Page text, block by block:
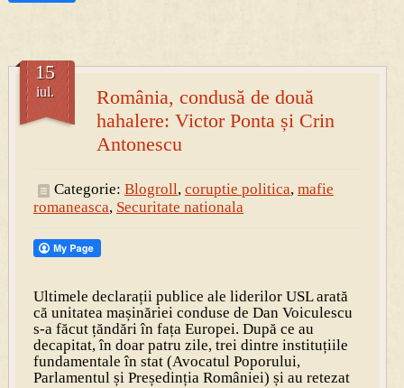
România, condusă de două
hahalere: Victor Ponta și Crin
Antonescu
15
iul.
Categorie: Blogroll, coruptie politica, mafie
romaneasca, Securitate nationala
Ultimele declarații publice ale liderilor USL arată
că unitatea mașinăriei conduse de Dan Voiculescu
s-a făcut țăndări în fața Europei. După ce au
decapitat, în doar patru zile, trei dintre instituțiile
fundamentale în stat (Avocatul Poporului,
Parlamentul și Președinția României) și au retezat